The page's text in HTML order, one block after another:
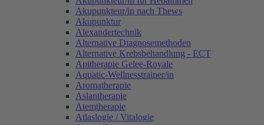
Akupunkteur/in nach Thews
Akupunktur
Alexandertechnik
Alternative Diagnosemethoden
Alternative Krebsbehandlung - ECT
Apitherapie Gelee-Royale
Aquatic-Wellnesstrainer/in
Aromatherapie
Aslantherapie
Atemtherapie
Atlaslogie / Vitalogie